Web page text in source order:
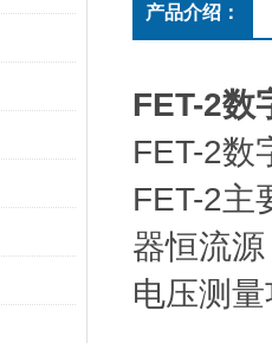
产品介绍：
FET-2数
FET-2数
FET-2主
器恒流
电压测